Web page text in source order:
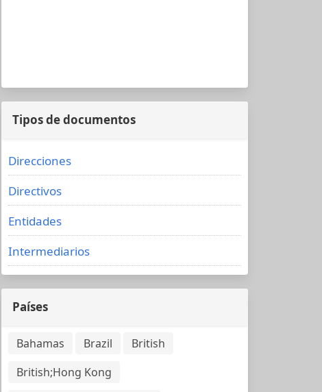
Tipos de documentos
Direcciones
Directivos
Entidades
Intermediarios
Países
Bahamas Brazil
British
British;Hong Kong